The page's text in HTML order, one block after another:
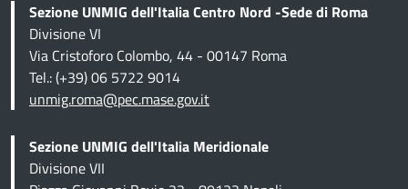
Sezione UNMIG dell'Italia Centro Nord -Sede di Roma
Divisione VI
Via Cristoforo Colombo, 44 - 00147 Roma
Tel.: (+39) 06 5722 9014
unmig.roma@pec.mase.gov.it
Sezione UNMIG dell'Italia Meridionale
Divisione VII